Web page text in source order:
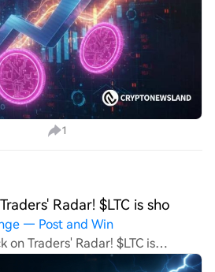
1
Radar! $LTC is sho
— Post and Win
on Traders' Radar! $LTC is
as buyers return to the market